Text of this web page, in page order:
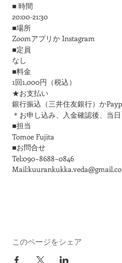
■ 時間
20:00-21:30
■場所
Zoomアプリか Instagram
■定員
なし
■料金
1回1,000円（税込）
★お支払い
銀行振込（三井住友銀行）か
＊お申し込み、入金確認後、当
■担当
Tomoe Fujita
■お問合せ
Tel:090−8688−0846
このページをシェア